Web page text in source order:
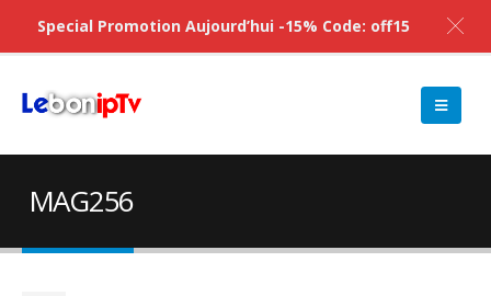
MAG256
Special Promotion Aujourd’hui -15% Code: off15